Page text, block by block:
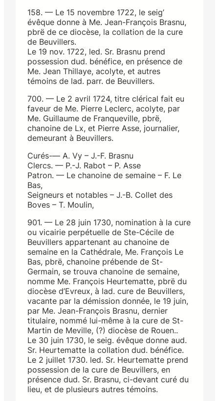
158. — Le 15 novembre 1722, le seig’
évêque donne à Me. Jean-François Brasnu,
pbrë de ce diocèse, la collation de la cure
de Beuvillers.
Le 19 nov. 1722, led. Sr. Brasnu prend
possession dud. bénéfice, en présence de
Me. Jean Thillaye, acolyte, et autres
témoins de lad. parr. de Beuvillers.
700. — Le 2 avril 1724, titre clérical fait eu
faveur de Me. Pierre Leclerc, acolyte, par
Me. Guillaume de Franqueville, pbrë,
chanoine de Lx, et Pierre Asse, journalier,
demeurant à Beuvillers.
Curés-— A. Vy – J.-F. Brasnu
Clercs. — P.-J. Rabot – P. Asse
Patron. — Le chanoine de semaine – F. Le
Bas,
Seigneurs et notables – J.-B. Collet des
Boves – T. Moulin,
901. — Le 28 juin 1730, nomination à la cure
ou vicairie perpétuelle de Ste-Cécile de
Beuvillers appartenant au chanoine de
semaine en la Cathédrale, Me. François Le
Bas, pbrë, chanoine prébende de St-
Germain, se trouva chanoine de semaine,
nomme Me. François Heurtematte, pbrë du
diocèse d’Evreux, à lad. cure de Beuvillers,
vacante par la démission donnée, le 19 juin,
par Me. Jean-François Brasnu, dernier
titulaire, nommé lui-même à la cure de St-
Martin de Meville, (?) diocèse de Rouen..
Le 30 juin 1730, le seig. évêque donne aud.
Sr. Heurtematte la collation dud. bénéfice.
Le 2 juillet 1730. led. Sr. Heurtematte prend
possession de la cure de Beuvillers, en
présence dud. Sr. Brasnu, ci-devant curé du
lieu, et de plusieurs autres témoins.